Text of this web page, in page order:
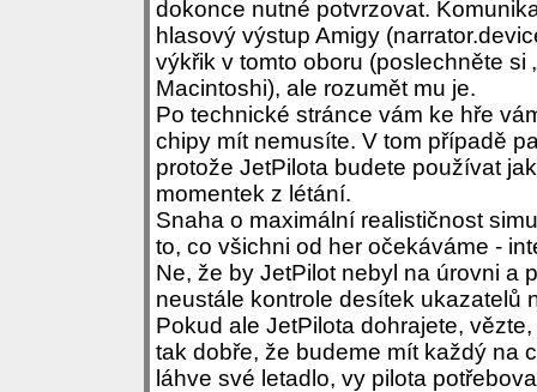
dokonce nutné potvrzovat.
hlasový výstup Amigy
výkřik v tomto oboru (poslechněte si
Macintoshi), ale rozumět mu je.
Po technické stránce vám ke hře
chipy mít nemusíte. V tom případě
protože JetPilota budete používat
momentek z létání.
Snaha o maximální realističnost
to, co všichni od her očekáváme -
Ne, že by JetPilot nebyl na úrovni a
neustále kontrole desítek ukazatelů
Pokud ale JetPilota dohrajete,
tak dobře, že budeme mít každý na
láhve své letadlo, vy pilota